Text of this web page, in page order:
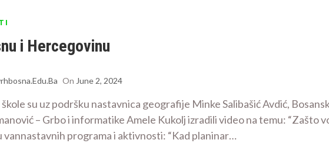
i Hercegovinu
On June 2, 2024
su uz podršku nastavnica geografije Minke Salibašić Avdić,
– Grbo i informatike Amele Kukolj izradili video na temu: “Zašto
programa i aktivnosti: “Kad planinar…